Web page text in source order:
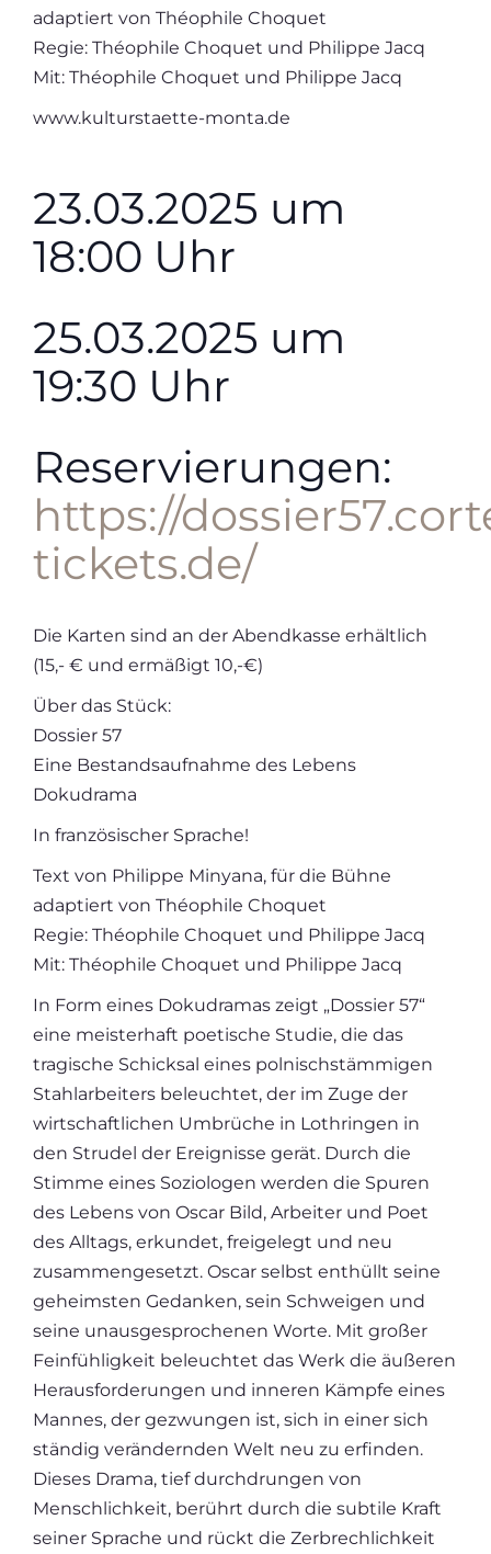
adaptiert von Théophile Choquet
Regie: Théophile Choquet und Philippe Jacq
Mit: Théophile Choquet und Philippe Jacq
www.kulturstaette-monta.de
23.03.2025 um
18:00 Uhr
25.03.2025 um
19:30 Uhr
Reservierungen:
https://
tickets.de/
Die Karten sind an der Abendkasse erhältlich
(15,- € und ermäßigt 10,-€)
Über das Stück:
Dossier 57
Eine Bestandsaufnahme des Lebens
Dokudrama
In französischer Sprache!
Text von Philippe Minyana, für die Bühne
adaptiert von Théophile Choquet
Regie: Théophile Choquet und Philippe Jacq
Mit: Théophile Choquet und Philippe Jacq
In Form eines Dokudramas zeigt „Dossier 57“
eine meisterhaft poetische Studie, die das
tragische Schicksal eines polnischstämmigen
Stahlarbeiters beleuchtet, der im Zuge der
wirtschaftlichen Umbrüche in Lothringen in
den Strudel der Ereignisse gerät. Durch die
Stimme eines Soziologen werden die Spuren
des Lebens von Oscar Bild, Arbeiter und Poet
des Alltags, erkundet, freigelegt und neu
zusammengesetzt. Oscar selbst enthüllt seine
geheimsten Gedanken, sein Schweigen und
seine unausgesprochenen Worte. Mit großer
Feinfühligkeit beleuchtet das Werk die äußeren
Herausforderungen und inneren Kämpfe eines
Mannes, der gezwungen ist, sich in einer sich
ständig verändernden Welt neu zu erfinden.
Dieses Drama, tief durchdrungen von
Menschlichkeit, berührt durch die subtile Kraft
seiner Sprache und rückt die Zerbrechlichkeit